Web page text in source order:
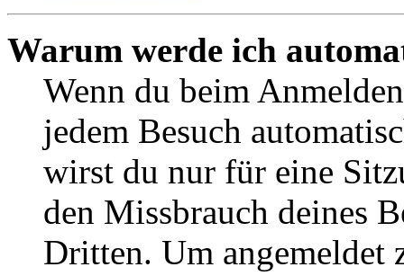
Warum werde ich
Wenn du beim
jedem Besuch
wirst du nur für eine
den Missbrauch deines
Dritten. Um angemeldet